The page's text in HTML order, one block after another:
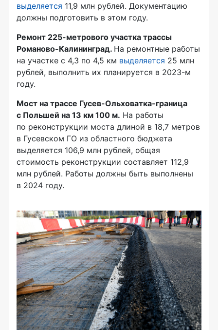
выделяется 11,9 млн рублей. Документацию
должны подготовить в этом году.
Ремонт 225-метрового участка трассы
Романово-Калининград. На ремонтные работы
на участке с 4,3 по 4,5 км выделяется 25 млн
рублей, выполнить их планируется в 2023-м
году.
Мост на трассе Гусев-Ольховатка-граница
с Польшей на 13 км 100 м. На работы
по реконструкции моста длиной в 18,7 метров
в Гусевском ГО из областного бюджета
выделяется 106,9 млн рублей, общая
стоимость реконструкции составляет 112,9
млн рублей. Работы должны быть выполнены
в 2024 году.